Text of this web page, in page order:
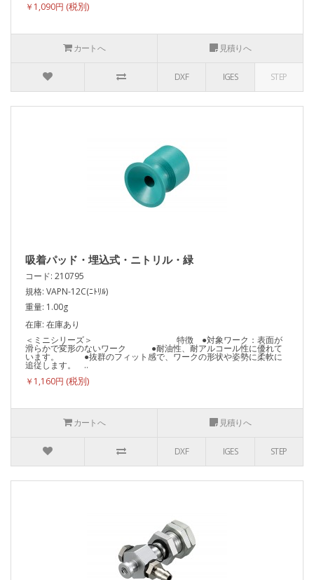
￥1,090円
カートへ 見積りへ
DXF IGES STEP
吸着パッド・埋込式・ニトリル・緑
コード: 210795
規格: VAPN-12C(ﾆﾄﾘﾙ)
重量: 1.00g
在庫: 在庫あり
＜ミニシリーズ＞ 特徴 ●対象ワーク：表面が
滑らかで変形のないワーク ●耐油性、耐アルコール性に優れて
います。 ●抜群のフィット感で、ワークの形状や姿勢に柔軟に
追従します。 ..
￥1,160円
カートへ 見積りへ
DXF IGES STEP